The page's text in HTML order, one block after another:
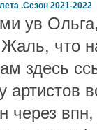
.Сезон 2021-2022
ув
что
здесь
артистов
через